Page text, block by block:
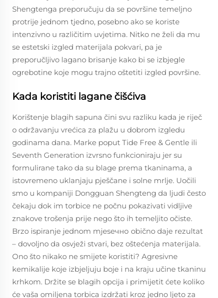
Shengtenga preporučuju da se površine temeljno
protrije jednom tjedno, posebno ako se koriste
intenzivno u različitim uvjetima. Nitko ne želi da mu
se estetski izgled materijala pokvari, pa je
preporučljivo lagano brisanje kako bi se izbjegle
ogrebotine koje mogu trajno oštetiti izgled površine.
Kada koristiti lagane čišćiva
Korištenje blagih sapuna čini svu razliku kada je riječ
o održavanju vrećica za plažu u dobrom izgledu
godinama dana. Marke poput Tide Free & Gentle ili
Seventh Generation izvrsno funkcioniraju jer su
formulirane tako da su blage prema tkaninama, a
istovremeno uklanjaju pješčane i solne mrlje. Uočili
smo u kompaniji Dongguan Shengteng da ljudi često
čekaju dok im torbice ne počnu pokazivati vidljive
znakove trošenja prije nego što ih temeljito očiste.
Brzo ispiranje jednom mjesечно obično daje rezultat
– dovoljno da osvježi stvari, bez oštećenja materijala.
Ono što nikako ne smijete koristiti? Agresivne
kemikalije koje izbjeljuju boje i na kraju učine tkaninu
krhkom. Držite se blagih opcija i primijetit ćete koliko
će vaša omiljena torbica izdržati kroz jedno ljeto za